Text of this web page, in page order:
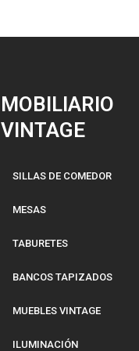
MOBILIARIO
VINTAGE
SILLAS DE COMEDOR
MESAS
TABURETES
BANCOS TAPIZADOS
MUEBLES VINTAGE
ILUMINACIÓN